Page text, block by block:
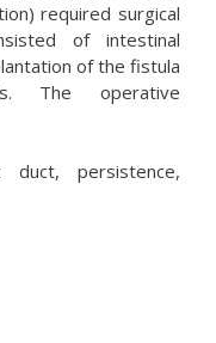
required surgical
of intestinal
of the fistula
The operative
duct, persistence,